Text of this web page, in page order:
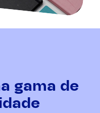
gama de